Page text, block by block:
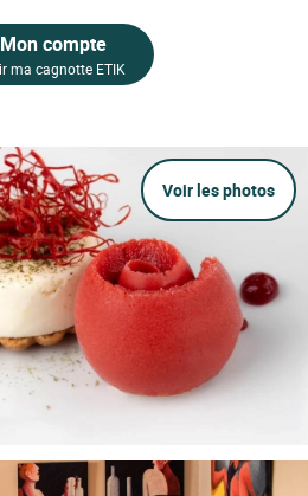
Mon compte
ma cagnotte ETIK
Voir les photos